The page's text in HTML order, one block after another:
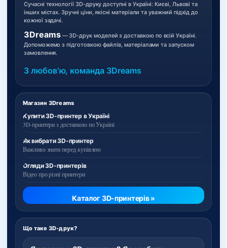
Магазин 3Dreams
Купити 3D-принтер в Україні
3D-принтери з доставкою по Україні
Як вибрати 3D-принтер
Важливо знати перед купівлею
Огляди 3D-принтерів
Відео про різні принтери
Каталог 3D-принтерів »
Що таке 3D-друк?
Сучасні технології 3D-друку доступні в Україні: Києві, Львові та
інших містах. Зручні ціни, якісні матеріали та уважний підхід до
кожної задачі.
3Dreams— 3D-друк моделей з доставкою по всій Україні.
Допоможемо з підготовкою файлів, матеріалами та запуском
замовлення.
З любовʼю, команда 3Dreams